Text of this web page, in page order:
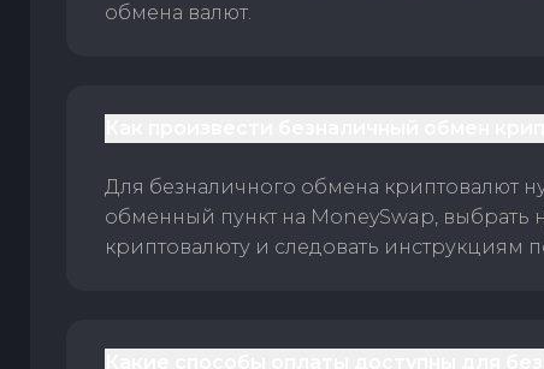
обмена валют.
Для безналичного обмена криптовалют
обменный пункт на MoneySwap, выбрать
криптовалюту и следовать инструкциям